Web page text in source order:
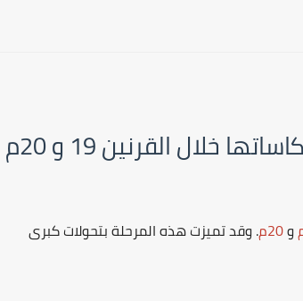
خلال القرنين 19 و 20م
و20م . وقد تميزت هذه المرحلة بتحولات كبرى